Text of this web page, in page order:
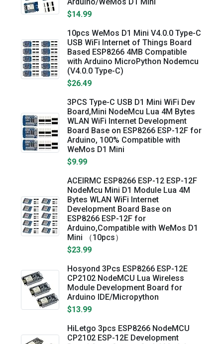
Arduino/WeMos D1 Mini
$14.99
10pcs WeMos D1 Mini V4.0.0 Type-C
USB WiFi Internet of Things Board
Based ESP8266 4MB Compatible
with Arduino MicroPython Nodemcu
(V4.0.0 Type-C)
$26.49
3PCS Type-C USB D1 Mini WiFi Dev
Board,Mini NodeMcu Lua 4M Bytes
WLAN WiFi Internet Development
Board Base on ESP8266 ESP-12F for
Arduino, 100% Compatible with
WeMos D1 Mini
$9.99
ACEIRMC ESP8266 ESP-12 ESP-12F
NodeMcu Mini D1 Module Lua 4M
Bytes WLAN WiFi Internet
Development Board Base on
ESP8266 ESP-12F for
Arduino,Compatible with WeMos D1
Mini （10pcs）
$23.99
Hosyond 3Pcs ESP8266 ESP-12E
CP2102 NodeMCU Lua Wireless
Module Development Board for
Arduino IDE/Micropython
$13.99
HiLetgo 3pcs ESP8266 NodeMCU
CP2102 ESP-12E Development